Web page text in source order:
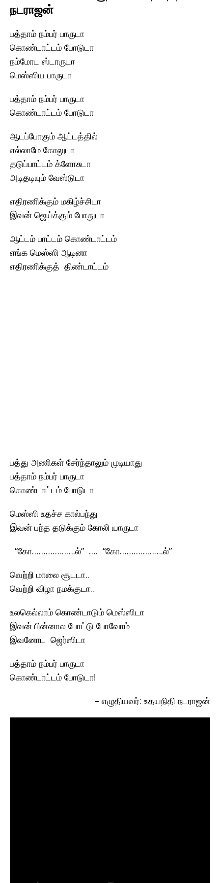
நடராஜன்
பத்தாம் நம்பர் பாருடா
கொண்டாட்டம் போடுடா
நம்மோட ஸ்டாருடா
மெஸ்ஸிய பாருடா
பத்தாம் நம்பர் பாருடா
கொண்டாட்டம் போடுடா
ஆடப்போகும் ஆட்டத்தில்
எல்லாமே கோலுடா
தடுப்பாட்டம் க்ளோசுடா
அடிதடியும் வேஸ்டுடா
எதிரணிக்கும் மகிழ்ச்சிடா
இவன் ஜெய்க்கும் போதுடா
ஆட்டம் பாட்டம் கொண்டாட்டம்
எங்க மெஸ்ஸி ஆடினா
எதிரணிக்குத் திண்டாட்டம்
பத்து அணிகள் சேர்ந்தாலும் முடியாது
பத்தாம் நம்பர் பாருடா
கொண்டாட்டம் போடுடா
மெஸ்ஸி உதச்ச கால்பந்து
இவன் பந்த தடுக்கும் கோலி யாருடா
“கோ……………….ல்” …. “கோ……………….ல்”
வெற்றி மாலை சூடடா..
வெற்றி விழா நமக்குடா..
உலகெல்லாம் கொண்டாடும் மெஸ்ஸிடா
இவன் பின்னால போட்டு போவோம்
இவனோட ஜெர்ஸிடா
பத்தாம் நம்பர் பாருடா
கொண்டாட்டம் போடுடா!
– எழுதியவர்: உதயநிதி நடராஜன்